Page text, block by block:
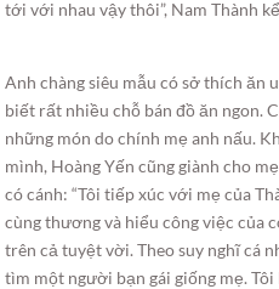
tới với nhau vậy thôi”, Nam Thành
Anh chàng siêu mẫu có sở thích ăn
biết rất nhiều chỗ bán đồ ăn ngon.
những món do chính mẹ anh nấu.
mình, Hoàng Yến cũng giành cho
có cánh: “Tôi tiếp xúc với mẹ của
cùng thương và hiểu công việc của
trên cả tuyệt vời. Theo suy nghĩ cá
tìm một người bạn gái giống mẹ.